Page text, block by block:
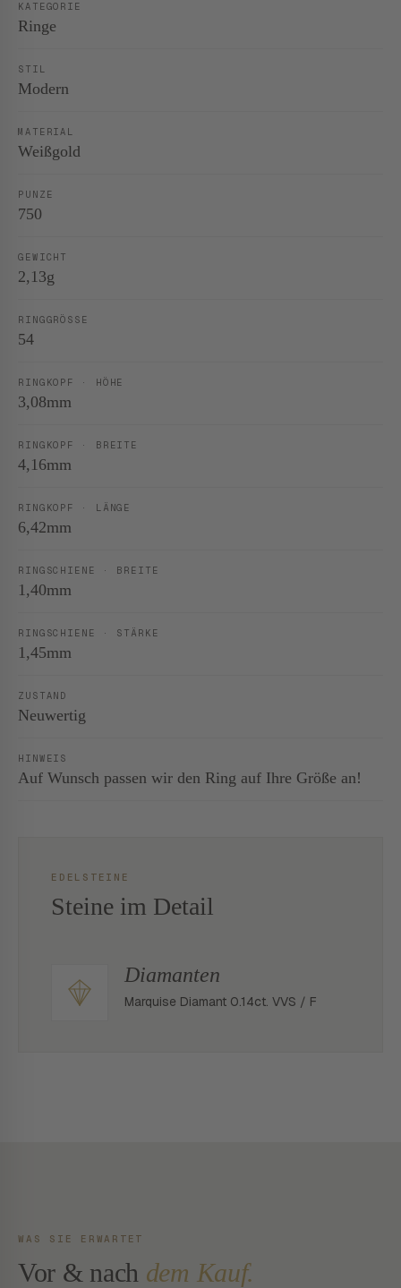
KATEGORIE
Ringe
STIL
Modern
MATERIAL
Weißgold
PUNZE
750
GEWICHT
2,13g
RINGGRÖSSE
54
RINGKOPF · HÖHE
3,08mm
RINGKOPF · BREITE
4,16mm
RINGKOPF · LÄNGE
6,42mm
RINGSCHIENE · BREITE
1,40mm
RINGSCHIENE · STÄRKE
1,45mm
ZUSTAND
Neuwertig
HINWEIS
Auf Wunsch passen wir den Ring auf Ihre Größe an!
EDELSTEINE
Steine im Detail
Diamanten
Marquise Diamant 0.14ct. VVS / F
WAS SIE ERWARTET
Vor & nach dem Kauf.